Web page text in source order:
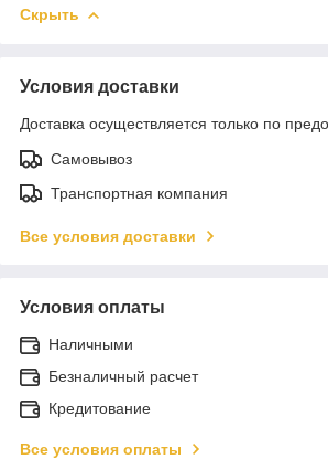
Скрыть
Условия доставки
Доставка осуществляется только по
Самовывоз
Транспортная компания
Все условия доставки
Условия оплаты
Наличными
Безналичный расчет
Кредитование
Все условия оплаты